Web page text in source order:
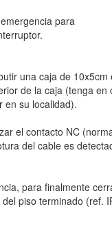
para
una caja de
de la caja (tenga en
en su localidad).
el contacto NC
del cable es
para finalmente
piso terminado (ref.